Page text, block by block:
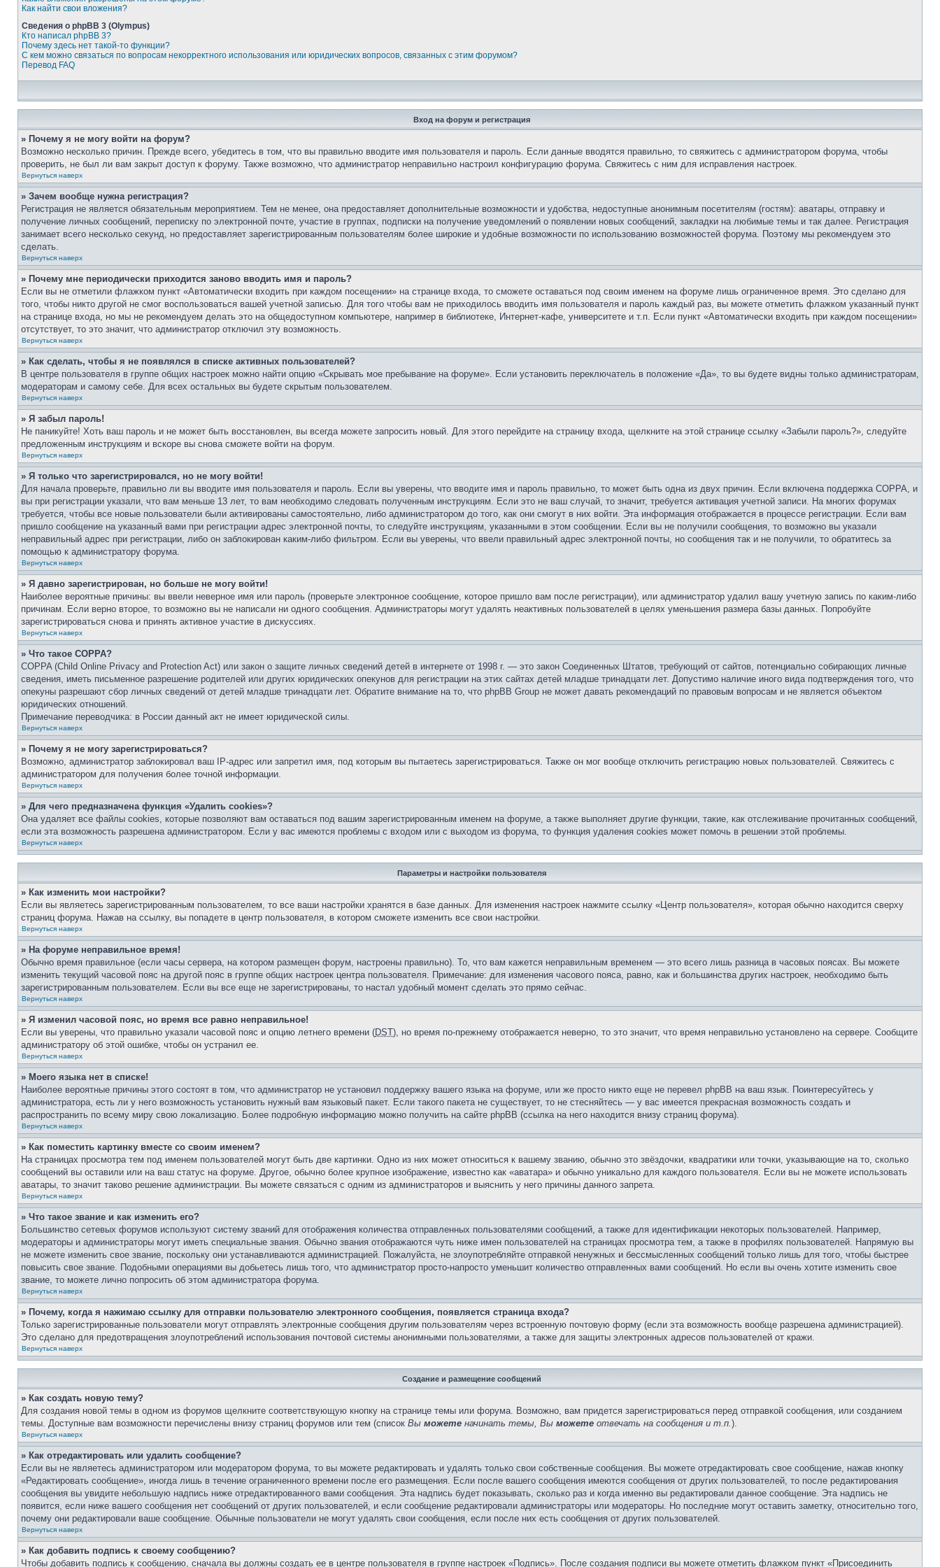
Как найти свои вложения?
Сведения о phpBB 3 (Olympus)
Кто написал phpBB 3?
Почему здесь нет такой-то функции?
С кем можно связаться по вопросам некорректного использования или юридических вопросов, связанных с этим форумом?
Перевод FAQ
Вход на форум и регистрация
» Почему я не могу войти на форум?
Возможно несколько причин. Прежде всего, убедитесь в том, что вы правильно вводите имя пользователя и пароль. Если данные вводятся правильно, то свяжитесь с администратором форума, чтобы
проверить, не был ли вам закрыт доступ к форуму. Также возможно, что администратор неправильно настроил конфигурацию форума. Свяжитесь с ним для исправления настроек.
Вернуться наверх
» Зачем вообще нужна регистрация?
Регистрация не является обязательным мероприятием. Тем не менее, она предоставляет дополнительные возможности и удобства, недоступные анонимным посетителям (гостям): аватары, отправку и
получение личных сообщений, переписку по электронной почте, участие в группах, подписки на получение уведомлений о появлении новых сообщений, закладки на любимые темы и так далее. Регистрация
занимает всего несколько секунд, но предоставляет зарегистрированным пользователям более широкие и удобные возможности по использованию возможностей форума. Поэтому мы рекомендуем это
сделать.
Вернуться наверх
» Почему мне периодически приходится заново вводить имя и пароль?
Если вы не отметили флажком пункт «Автоматически входить при каждом посещении» на странице входа, то сможете оставаться под своим именем на форуме лишь ограниченное время. Это сделано для
того, чтобы никто другой не смог воспользоваться вашей учетной записью. Для того чтобы вам не приходилось вводить имя пользователя и пароль каждый раз, вы можете отметить флажком указанный пункт
на странице входа, но мы не рекомендуем делать это на общедоступном компьютере, например в библиотеке, Интернет-кафе, университете и т.п. Если пункт «Автоматически входить при каждом посещении»
отсутствует, то это значит, что администратор отключил эту возможность.
Вернуться наверх
» Как сделать, чтобы я не появлялся в списке активных пользователей?
В центре пользователя в группе общих настроек можно найти опцию «Скрывать мое пребывание на форуме». Если установить переключатель в положение «Да», то вы будете видны только администраторам,
модераторам и самому себе. Для всех остальных вы будете скрытым пользователем.
Вернуться наверх
» Я забыл пароль!
Не паникуйте! Хоть ваш пароль и не может быть восстановлен, вы всегда можете запросить новый. Для этого перейдите на страницу входа, щелкните на этой странице ссылку «Забыли пароль?», следуйте
предложенным инструкциям и вскоре вы снова сможете войти на форум.
Вернуться наверх
» Я только что зарегистрировался, но не могу войти!
Для начала проверьте, правильно ли вы вводите имя пользователя и пароль. Если вы уверены, что вводите имя и пароль правильно, то может быть одна из двух причин. Если включена поддержка COPPA, и
вы при регистрации указали, что вам меньше 13 лет, то вам необходимо следовать полученным инструкциям. Если это не ваш случай, то значит, требуется активация учетной записи. На многих форумах
требуется, чтобы все новые пользователи были активированы самостоятельно, либо администратором до того, как они смогут в них войти. Эта информация отображается в процессе регистрации. Если вам
пришло сообщение на указанный вами при регистрации адрес электронной почты, то следуйте инструкциям, указанными в этом сообщении. Если вы не получили сообщения, то возможно вы указали
неправильный адрес при регистрации, либо он заблокирован каким-либо фильтром. Если вы уверены, что ввели правильный адрес электронной почты, но сообщения так и не получили, то обратитесь за
помощью к администратору форума.
Вернуться наверх
» Я давно зарегистрирован, но больше не могу войти!
Наиболее вероятные причины: вы ввели неверное имя или пароль (проверьте электронное сообщение, которое пришло вам после регистрации), или администратор удалил вашу учетную запись по каким-либо
причинам. Если верно второе, то возможно вы не написали ни одного сообщения. Администраторы могут удалять неактивных пользователей в целях уменьшения размера базы данных. Попробуйте
зарегистрироваться снова и принять активное участие в дискуссиях.
Вернуться наверх
» Что такое COPPA?
COPPA (Child Online Privacy and Protection Act) или закон о защите личных сведений детей в интернете от 1998 г. — это закон Соединенных Штатов, требующий от сайтов, потенциально собирающих личные
сведения, иметь письменное разрешение родителей или других юридических опекунов для регистрации на этих сайтах детей младше тринадцати лет. Допустимо наличие иного вида подтверждения того, что
опекуны разрешают сбор личных сведений от детей младше тринадцати лет. Обратите внимание на то, что phpBB Group не может давать рекомендаций по правовым вопросам и не является объектом
юридических отношений.
Примечание переводчика: в России данный акт не имеет юридической силы.
Вернуться наверх
» Почему я не могу зарегистрироваться?
Возможно, администратор заблокировал ваш IP-адрес или запретил имя, под которым вы пытаетесь зарегистрироваться. Также он мог вообще отключить регистрацию новых пользователей. Свяжитесь с
администратором для получения более точной информации.
Вернуться наверх
» Для чего предназначена функция «Удалить cookies»?
Она удаляет все файлы cookies, которые позволяют вам оставаться под вашим зарегистрированным именем на форуме, а также выполняет другие функции, такие, как отслеживание прочитанных сообщений,
если эта возможность разрешена администратором. Если у вас имеются проблемы с входом или с выходом из форума, то функция удаления cookies может помочь в решении этой проблемы.
Вернуться наверх
Параметры и настройки пользователя
» Как изменить мои настройки?
Если вы являетесь зарегистрированным пользователем, то все ваши настройки хранятся в базе данных. Для изменения настроек нажмите ссылку «Центр пользователя», которая обычно находится сверху
страниц форума. Нажав на ссылку, вы попадете в центр пользователя, в котором сможете изменить все свои настройки.
Вернуться наверх
» На форуме неправильное время!
Обычно время правильное (если часы сервера, на котором размещен форум, настроены правильно). То, что вам кажется неправильным временем — это всего лишь разница в часовых поясах. Вы можете
изменить текущий часовой пояс на другой пояс в группе общих настроек центра пользователя. Примечание: для изменения часового пояса, равно, как и большинства других настроек, необходимо быть
зарегистрированным пользователем. Если вы все еще не зарегистрированы, то настал удобный момент сделать это прямо сейчас.
Вернуться наверх
» Я изменил часовой пояс, но время все равно неправильное!
Если вы уверены, что правильно указали часовой пояс и опцию летнего времени (DST), но время по-прежнему отображается неверно, то это значит, что время неправильно установлено на сервере. Сообщите
администратору об этой ошибке, чтобы он устранил ее.
Вернуться наверх
» Моего языка нет в списке!
Наиболее вероятные причины этого состоят в том, что администратор не установил поддержку вашего языка на форуме, или же просто никто еще не перевел phpBB на ваш язык. Поинтересуйтесь у
администратора, есть ли у него возможность установить нужный вам языковый пакет. Если такого пакета не существует, то не стесняйтесь — у вас имеется прекрасная возможность создать и
распространить по всему миру свою локализацию. Более подробную информацию можно получить на сайте phpBB (ссылка на него находится внизу страниц форума).
Вернуться наверх
» Как поместить картинку вместе со своим именем?
На страницах просмотра тем под именем пользователей могут быть две картинки. Одно из них может относиться к вашему званию, обычно это звёздочки, квадратики или точки, указывающие на то, сколько
сообщений вы оставили или на ваш статус на форуме. Другое, обычно более крупное изображение, известно как «аватара» и обычно уникально для каждого пользователя. Если вы не можете использовать
аватары, то значит таково решение администрации. Вы можете связаться с одним из администраторов и выяснить у него причины данного запрета.
Вернуться наверх
» Что такое звание и как изменить его?
Большинство сетевых форумов используют систему званий для отображения количества отправленных пользователями сообщений, а также для идентификации некоторых пользователей. Например,
модераторы и администраторы могут иметь специальные звания. Обычно звания отображаются чуть ниже имен пользователей на страницах просмотра тем, а также в профилях пользователей. Напрямую вы
не можете изменить свое звание, поскольку они устанавливаются администрацией. Пожалуйста, не злоупотребляйте отправкой ненужных и бессмысленных сообщений только лишь для того, чтобы быстрее
повысить свое звание. Подобными операциями вы добьетесь лишь того, что администратор просто-напросто уменьшит количество отправленных вами сообщений. Но если вы очень хотите изменить свое
звание, то можете лично попросить об этом администратора форума.
Вернуться наверх
» Почему, когда я нажимаю ссылку для отправки пользователю электронного сообщения, появляется страница входа?
Только зарегистрированные пользователи могут отправлять электронные сообщения другим пользователям через встроенную почтовую форму (если эта возможность вообще разрешена администрацией).
Это сделано для предотвращения злоупотреблений использования почтовой системы анонимными пользователями, а также для защиты электронных адресов пользователей от кражи.
Вернуться наверх
Создание и размещение сообщений
» Как создать новую тему?
Для создания новой темы в одном из форумов щелкните соответствующую кнопку на странице темы или форума. Возможно, вам придется зарегистрироваться перед отправкой сообщения, или созданием
темы. Доступные вам возможности перечислены внизу страниц форумов или тем (список Вы можете начинать темы, Вы можете отвечать на сообщения и т.п.).
Вернуться наверх
» Как отредактировать или удалить сообщение?
Если вы не являетесь администратором или модератором форума, то вы можете редактировать и удалять только свои собственные сообщения. Вы можете отредактировать свое сообщение, нажав кнопку
«Редактировать сообщение», иногда лишь в течение ограниченного времени после его размещения. Если после вашего сообщения имеются сообщения от других пользователей, то после редактирования
сообщения вы увидите небольшую надпись ниже отредактированного вами сообщения. Эта надпись будет показывать, сколько раз и когда именно вы редактировали данное сообщение. Эта надпись не
появится, если ниже вашего сообщения нет сообщений от других пользователей, и если сообщение редактировали администраторы или модераторы. Но последние могут оставить заметку, относительно того,
почему они редактировали ваше сообщение. Обычные пользователи не могут удалять свои сообщения, если после них есть сообщения от других пользователей.
Вернуться наверх
» Как добавить подпись к своему сообщению?
Чтобы добавить подпись к сообщению, сначала вы должны создать ее в центре пользователя в группе настроек «Подпись». После создания подписи вы можете отметить флажком пункт «Присоединить